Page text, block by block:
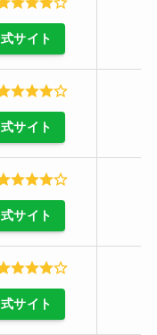
サイト
サイト
サイト
サイト